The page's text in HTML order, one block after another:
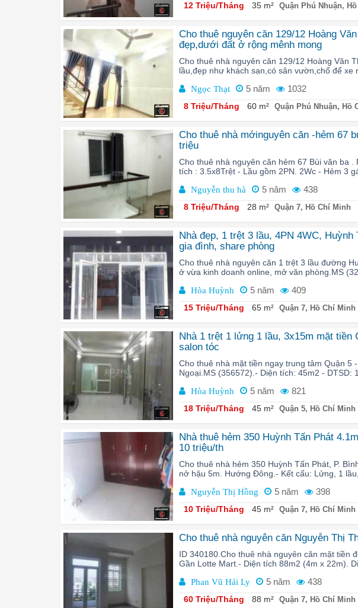
6
12 Triệu/Tháng 35 m² Quận Phú Nhuận,
6
Cho thuê nguyên căn 129/12 Hoàng
đẹp,dưới đất ở rộng mênh mong
Cho thuê nhà nguyên căn 129/12 Hoàng Văn
lầu,đẹp như khách sạn,có sân vườn,chổ để xe
Ngọc Thạt 5 năm 1032
8 Triệu/Tháng 60 m² Quận Phú Nhuận, Hồ
6
Cho thuê nhà mớinguyên căn -hẻm 67
triệu
Cho thuê nhà nguyên căn hẻm 67 Bùi văn ba
tích : 3.5x8Trệt - Lầu gồm 2PN. 2Wc - Hẻm 3
Nguyễn thu hà 5 năm 438
8 Triệu/Tháng 28 m² Quận 7, Hồ Chí Minh
6
Nhà đẹp, 1 trệt 3 lầu, 4PN 4WC,
gia đình, share phòng
Cho thuê nhà nguyên căn 1 trệt 3 lầu đường
ở vừa kinh doanh online, mở văn phòng.MS
Hòa Huỳnh 5 năm 409
15 Triệu/Tháng 65 m² Quận 7, Hồ Chí Minh
6
Nhà 1 trệt 1 lửng 1 lầu, 3x15m mặt
salon tóc
Cho thuê nhà mặt tiền ngay trung tâm Quận
Ngoại.MS (356572).- Diện tích: 45m2 - DTSD:
Hòa Huỳnh 5 năm 821
18 Triệu/Tháng 45 m² Quận 5, Hồ Chí Minh
6
Nhà thuê hẻm 350 Huỳnh Tấn Phát
10 triệu/th
Cho thuê nhà hẻm 350 Huỳnh Tấn Phát, P.
nở hậu 5m. Hướng Đông.- Kết cấu: Lửng, 1 lầu,
Nguyễn Thị Hồng 5 năm 398
10 Triệu/Tháng 45 m² Quận 7, Hồ Chí Minh
Cho thuê nhà nguyên căn Nguyễn Thị
ID 340180.Cho thuê nhà nguyên căn mặt tiền
Gần Lotte Mart.- Diện tích 88m2 (4m x 22m).
Phan Vũ Hải Ly 5 năm 438
60 Triệu/Tháng 88 m² Quận 7, Hồ Chí Minh